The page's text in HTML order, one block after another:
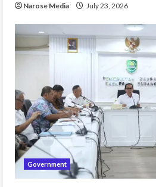
Narose Media July 23, 2026
Government